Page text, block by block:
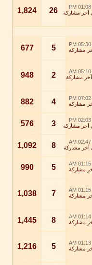
01:08 PM
26
1,824
05:30 PM
5
677
05:10 AM
2
948
07:02 PM
4
882
02:03 PM
3
576
02:47 AM
8
1,092
01:15 AM
5
990
01:15 AM
7
1,038
01:14 AM
8
1,445
01:13 AM
5
1,216